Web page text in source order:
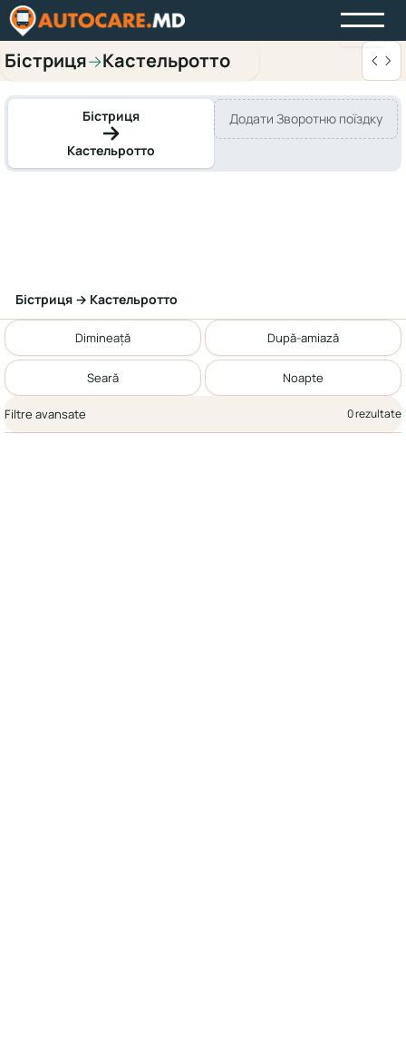
Бістриця→Кастельротто
Бістриця
Кастельротто
Додати Зворотню поїздку
Бістриця → Кастельротто
Dimineață După-amiază
Seară Noapte
Filtre avansate 0 rezultate